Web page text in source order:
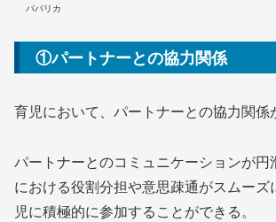
パパリカ
①パートナーとの協力関係
育児において、パートナーとの協力関係
パートナーとのコミュニケーションが円
における役割分担や意思疎通がスムー
児に積極的に参加することができる。